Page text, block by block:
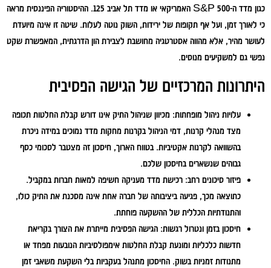
כגון מדד ה-S&P 500 האמריקאי או מדד תל אביב 125. ההיסטוריה הפיננסית מראה
כי לאורך זמן, ועל אף תקופות של ירידות, השוק נוטה לעלות. שיטה זו אינה מיועדת
לעושר מהיר, אלא מהווה אסטרטגיה מחושבת לצבירת הון הדרגתית, המאפשרת שקט
נפשי גם למשקיעים מנוסים.
היתרונות המרכזיים של הגישה הפסיבית
עלויות ניהול מופחתות: מכיוון שניהול התיק אינו דורש קבלת החלטות תכופה
מצד מנהלי קרנות, דמי הניהול בקרנות מחקות מדד נמוכים במידה ניכרת
בהשוואה לקרנות אקטיביות. בטווח הארוך, חיסכון זה מצטבר לסכומי כסף
גבוהים שנשארים בחיסכון שלכם.
פיזור סיכונים רחב: רכישת מדד מעניקה חשיפה למאות חברות במקביל.
כתוצאה מכך, פגיעה ביציבותה של חברה אחת אינה מסכנת את התיק כולו,
והתנודתיות הכללית של ההשקעה פוחתת.
חיסכון בזמן ונטרול רגשות: הגישה הפסיבית מייתרת את הצורך בקריאת
חדשות כלכליות ומונעת קבלת החלטות אימפולסיביות הנובעות מפחד או
מתנודות זמניות בשוק. החיסכון מתנהל בעקביות בלי השקעת משאבי זמן